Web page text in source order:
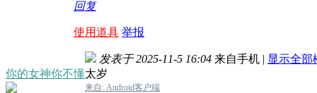
回复
使用道具 举报
你的女神你不懂
发表于 2025-11-5 16:04 来自手机 | 显示全部
太岁
来自: Android客户端